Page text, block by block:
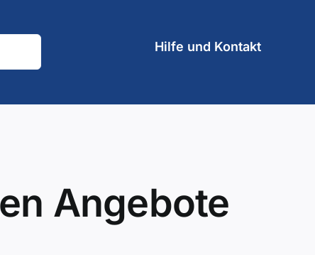
Hilfe und Kontakt
Angebote